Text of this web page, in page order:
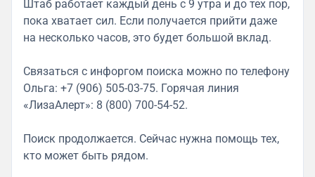
Штаб работает каждый день с 9 утра и до тех пор,
пока хватает сил. Если получается прийти даже
на несколько часов, это будет большой вклад.
Связаться с инфоргом поиска можно по телефону
Ольга: +7 (906) 505-03-75. Горячая линия
«ЛизаАлерт»: 8 (800) 700-54-52.
Поиск продолжается. Сейчас нужна помощь тех,
кто может быть рядом.